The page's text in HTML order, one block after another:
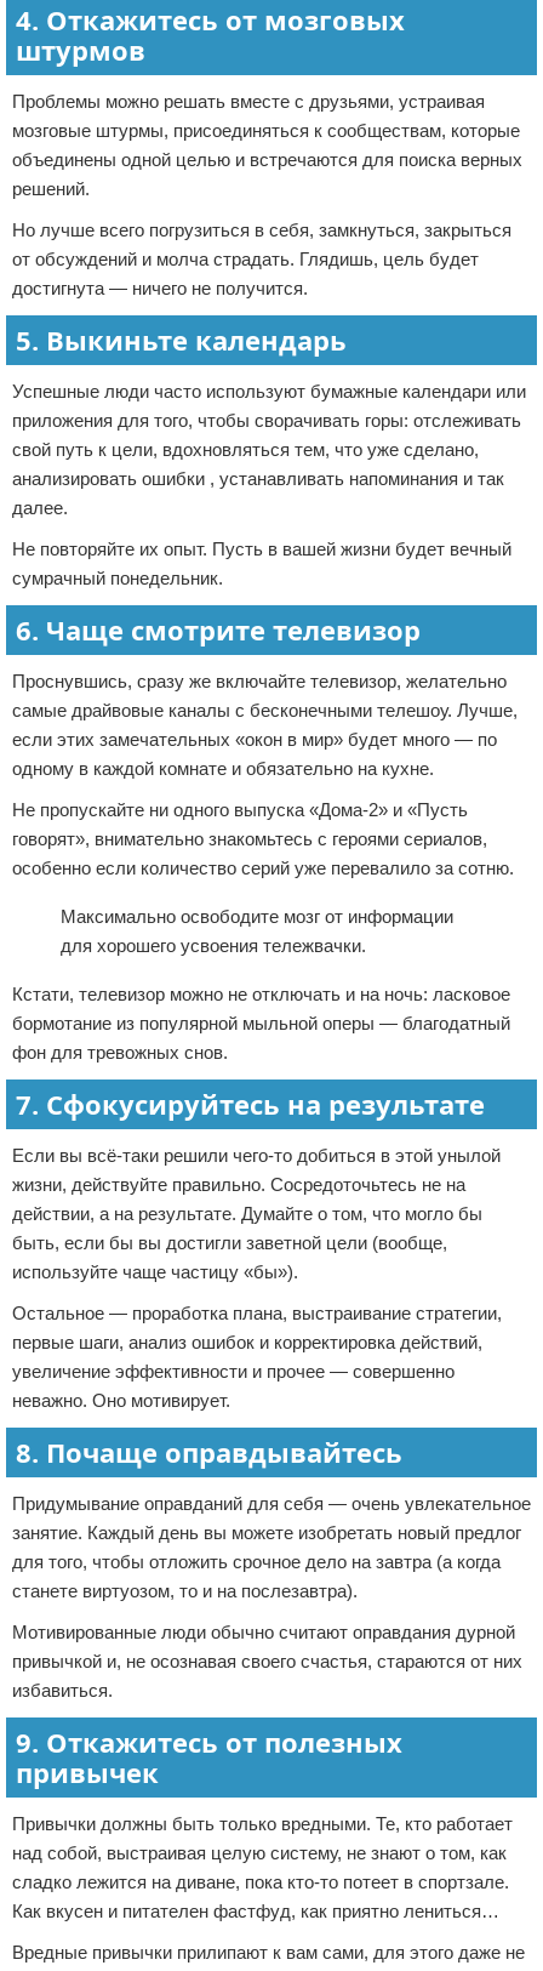
4. Откажитесь от мозговых
штурмов
Проблемы можно решать вместе с друзьями, устраивая
мозговые штурмы, присоединяться к сообществам, которые
объединены одной целью и встречаются для поиска верных
решений.
Но лучше всего погрузиться в себя, замкнуться, закрыться
от обсуждений и молча страдать. Глядишь, цель будет
достигнута — ничего не получится.
5. Выкиньте календарь
Успешные люди часто используют бумажные календари или
приложения для того, чтобы сворачивать горы: отслеживать
свой путь к цели, вдохновляться тем, что уже сделано,
анализировать ошибки , устанавливать напоминания и так
далее.
Не повторяйте их опыт. Пусть в вашей жизни будет вечный
сумрачный понедельник.
6. Чаще смотрите телевизор
Проснувшись, сразу же включайте телевизор, желательно
самые драйвовые каналы с бесконечными телешоу. Лучше,
если этих замечательных «окон в мир» будет много — по
одному в каждой комнате и обязательно на кухне.
Не пропускайте ни одного выпуска «Дома-2» и «Пусть
говорят», внимательно знакомьтесь с героями сериалов,
особенно если количество серий уже перевалило за сотню.
Максимально освободите мозг от информации
для хорошего усвоения тележвачки.
Кстати, телевизор можно не отключать и на ночь: ласковое
бормотание из популярной мыльной оперы — благодатный
фон для тревожных снов.
7. Сфокусируйтесь на результате
Если вы всё-таки решили чего-то добиться в этой унылой
жизни, действуйте правильно. Сосредоточьтесь не на
действии, а на результате. Думайте о том, что могло бы
быть, если бы вы достигли заветной цели (вообще,
используйте чаще частицу «бы»).
Остальное — проработка плана, выстраивание стратегии,
первые шаги, анализ ошибок и корректировка действий,
увеличение эффективности и прочее — совершенно
неважно. Оно мотивирует.
8. Почаще оправдывайтесь
Придумывание оправданий для себя — очень увлекательное
занятие. Каждый день вы можете изобретать новый предлог
для того, чтобы отложить срочное дело на завтра (а когда
станете виртуозом, то и на послезавтра).
Мотивированные люди обычно считают оправдания дурной
привычкой и, не осознавая своего счастья, стараются от них
избавиться.
9. Откажитесь от полезных
привычек
Привычки должны быть только вредными. Те, кто работает
над собой, выстраивая целую систему, не знают о том, как
сладко лежится на диване, пока кто-то потеет в спортзале.
Как вкусен и питателен фастфуд, как приятно лениться…
Вредные привычки прилипают к вам сами, для этого даже не